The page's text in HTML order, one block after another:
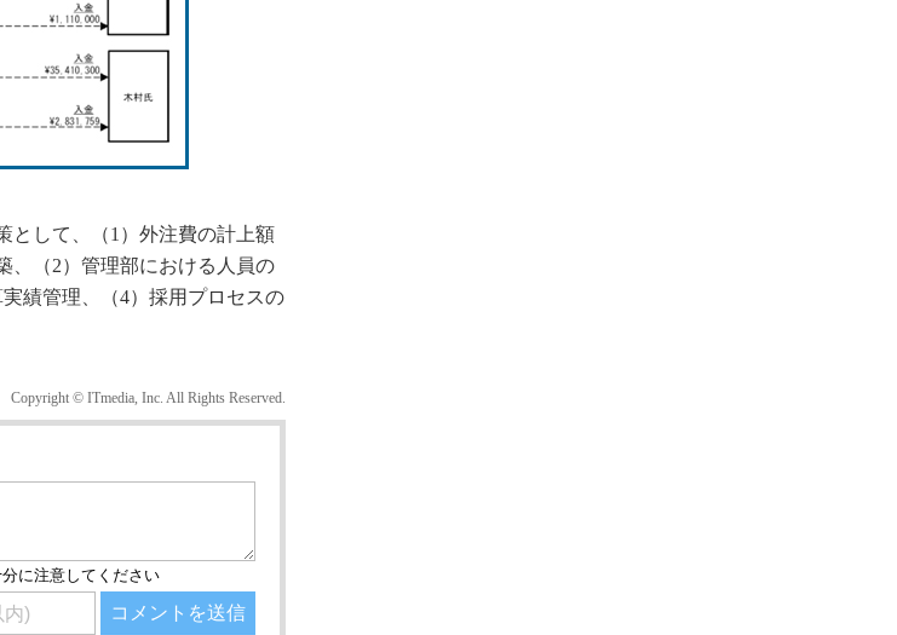
して、（1）外注費の計上額
、（2）管理部における人員の
績管理、（4）採用プロセスの
Copyright © ITmedia, Inc. All Rights Reserved.